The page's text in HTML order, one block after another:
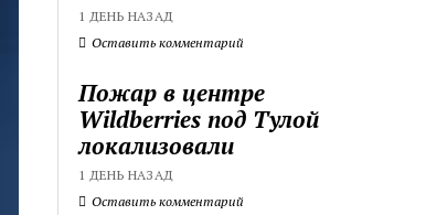
1 ДЕНЬ НАЗАД
Оставить комментарий
Пожар в центре
Wildberries под Тулой
локализовали
1 ДЕНЬ НАЗАД
Оставить комментарий